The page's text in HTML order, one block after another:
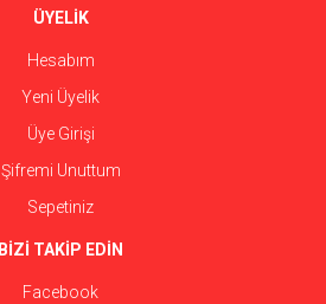
ÜYELİK
Hesabım
Yeni Üyelik
Üye Girişi
Şifremi Unuttum
Sepetiniz
BİZİ TAKİP EDİN
Facebook